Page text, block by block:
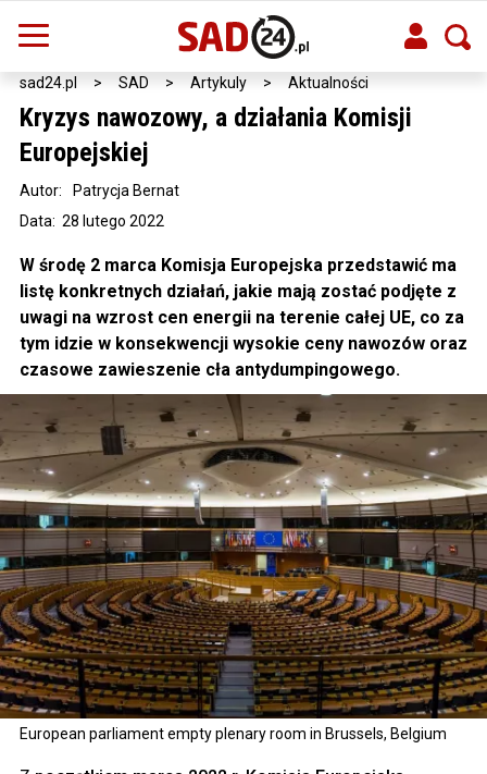
sad24.pl > SAD > Artykuly > Aktualności
European parliament empty plenary room in Brussels, Belgium
Kryzys nawozowy, a działania Komisji
Europejskiej
Data: 28 lutego 2022
Autor: Patrycja Bernat
W środę 2 marca Komisja Europejska przedstawić ma
listę konkretnych działań, jakie mają zostać podjęte z
uwagi na wzrost cen energii na terenie całej UE, co za
tym idzie w konsekwencji wysokie ceny nawozów oraz
czasowe zawieszenie cła antydumpingowego.